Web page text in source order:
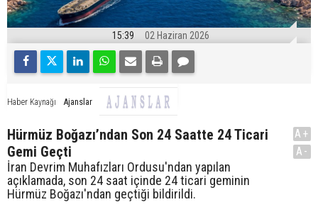
15:39 02 Haziran 2026
Haber Kaynağı Ajanslar
Hürmüz Boğazı’ndan Son 24 Saatte 24 Ticari
Gemi Geçti
İran Devrim Muhafızları Ordusu'ndan yapılan
açıklamada, son 24 saat içinde 24 ticari geminin
Hürmüz Boğazı'ndan geçtiği bildirildi.
A+
A-